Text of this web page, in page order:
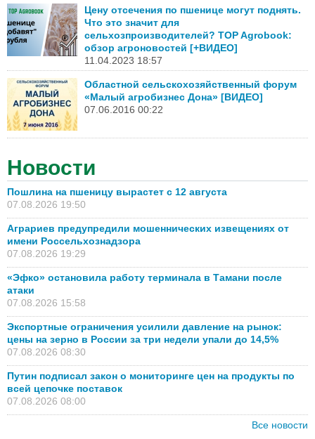
Цену отсечения по пшенице могут поднять.
Что это значит для
сельхозпроизводителей? TOP Agrobook:
обзор агроновостей [+ВИДЕО]
11.04.2023 18:57
Областной сельскохозяйственный форум
«Малый агробизнес Дона» [ВИДЕО]
07.06.2016 00:22
Новости
Пошлина на пшеницу вырастет с 12 августа
07.08.2026 19:50
Аграриев предупредили мошеннических извещениях от
имени Россельхознадзора
07.08.2026 19:29
«Эфко» остановила работу терминала в Тамани после
атаки
07.08.2026 15:58
Экспортные ограничения усилили давление на рынок:
цены на зерно в России за три недели упали до 14,5%
07.08.2026 08:30
Путин подписал закон о мониторинге цен на продукты по
всей цепочке поставок
07.08.2026 08:00
Все новости